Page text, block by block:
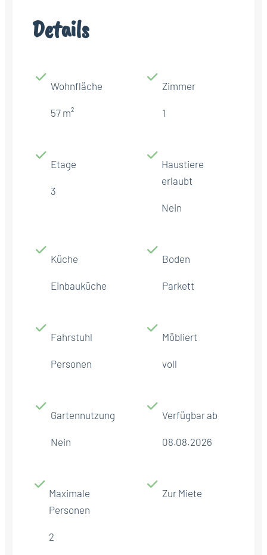
Details
Wohnfläche
57 m²
Zimmer
1
Etage
3
Haustiere
erlaubt
Nein
Küche
Einbauküche
Boden
Parkett
Fahrstuhl
Personen
Möbliert
voll
Gartennutzung
Nein
Verfügbar ab
08.08.2026
Maximale
Personen
2
Zur Miete